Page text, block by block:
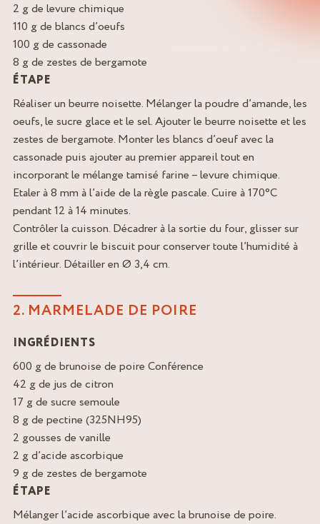
2 g de levure chimique
110 g de blancs d’oeufs
100 g de cassonade
8 g de zestes de bergamote
ÉTAPE
Réaliser un beurre noisette. Mélanger la poudre d’amande, les
oeufs, le sucre glace et le sel. Ajouter le beurre noisette et les
zestes de bergamote. Monter les blancs d’oeuf avec la
cassonade puis ajouter au premier appareil tout en
incorporant le mélange tamisé farine – levure chimique.
Etaler à 8 mm à l’aide de la règle pascale. Cuire à 170°C
pendant 12 à 14 minutes.
Contrôler la cuisson. Décadrer à la sortie du four, glisser sur
grille et couvrir le biscuit pour conserver toute l’humidité à
l’intérieur. Détailler en Ø 3,4 cm.
2. MARMELADE DE POIRE
INGRÉDIENTS
600 g de brunoise de poire Conférence
42 g de jus de citron
17 g de sucre semoule
8 g de pectine (325NH95)
2 gousses de vanille
2 g d’acide ascorbique
9 g de zestes de bergamote
ÉTAPE
Mélanger l’acide ascorbique avec la brunoise de poire.